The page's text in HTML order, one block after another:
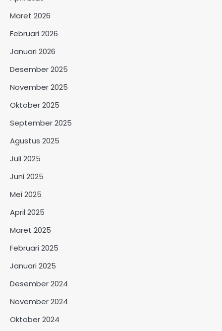
Maret 2026
Februari 2026
Januari 2026
Desember 2025
November 2025
Oktober 2025
September 2025
Agustus 2025
Juli 2025
Juni 2025
Mei 2025
April 2025
Maret 2025
Februari 2025
Januari 2025
Desember 2024
November 2024
Oktober 2024